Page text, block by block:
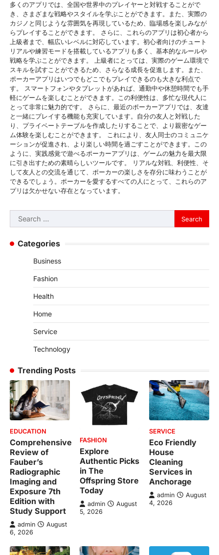
多くのアプリでは、全国や世界中のプレイヤーと対戦することがで
き、さまざまな戦略やスタイルを学ぶことができます。また、実際の
カジノと同じような雰囲気を再現しているため、臨場感を楽しみなが
らプレイすることができます。 さらに、これらのアプリは初心者から
上級者まで、幅広いレベルに対応しています。初心者向けのチュート
リアルや練習モードを搭載しているアプリも多く、基本的なルールや
戦略を学ぶことができます。 上級者にとっては、実際のゲーム環境で
スキルを試すことができるため、さらなる成長を促進します。また、
ポーカーアプリはいつでもどこでもプレイできるのも大きな利点で
す。 スマートフォンやタブレットがあれば、通勤中や休憩時間でも手
軽にゲームを楽しむことができます。この利便性は、多忙な現代人に
とって非常に魅力的です。 さらに、最近のポーカーアプリでは、友達
と一緒にプレイする機能も充実しています。自分の友人と対戦した
り、プライベートテーブルを作成したりすることで、より親密なゲー
ム体験を楽しむことができます。 これにより、友人同士のコミュニケ
ーションが促進され、より楽しい時間を過ごすことができます。この
ように、実践感覚で遊べるポーカーアプリは、ゲームの魅力を最大限
に引き出すための素晴らしいツールです。 リアルな対戦、利便性、そ
して友人との交流を通じて、ポーカーの楽しさを存分に味わうことが
できるでしょう。ポーカーを愛するすべての人にとって、これらのア
プリは欠かせない存在となっています。
Search
for:
Categories
Business
Fashion
Health
Home
Service
Technology
Trending Posts
EDUCATION
Comprehensive
Review of
Fauber’s
Radiographic
Imaging and
Exposure 7th
Edition with
Study Support
admin
August
6, 2026
FASHION
Explore
Authentic Picks
in The
Offspring Store
Today
admin
August
5, 2026
SERVICE
Eco Friendly
House
Cleaning
Services in
Anchorage
admin
August
4, 2026